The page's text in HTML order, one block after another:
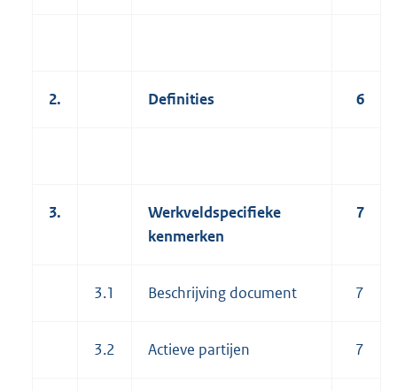
2. Definities 6
3.
Werkveldspecifieke
kenmerken
7
3.1 Beschrijving document 7
3.2 Actieve partijen 7